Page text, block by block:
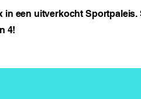
in een uitverkocht
4!